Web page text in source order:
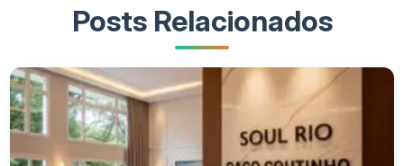
Garagem Quantidade de vagas e vínculo com a
Na planta, em obras ou pronto para morar
Custos
Valor da unidade, condomínio, IPTU e
previstas
Padrão
Acabamentos, fachada, segurança e
comuns
Posts Relacionados